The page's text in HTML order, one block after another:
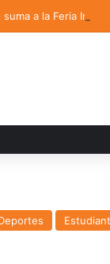
a la Feria